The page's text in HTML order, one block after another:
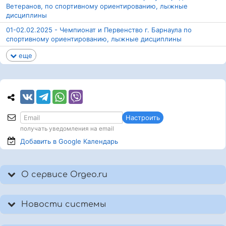
Ветеранов, по спортивному ориентированию, лыжные
дисциплины
01-02.02.2025 - Чемпионат и Первенство г. Барнаула по
спортивному ориентированию, лыжные дисциплины
еще
Настроить
получать уведомления на email
Добавить в Google Календарь
О сервисе Orgeo.ru
Новости системы